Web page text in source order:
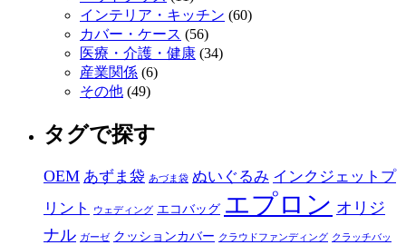
インテリア・キッチン (60)
カバー・ケース (56)
医療・介護・健康 (34)
産業関係 (6)
その他 (49)
タグで探す
OEM あずま袋 あづま袋 ぬいぐるみ インクジェットプ
リント
ウェディング エコバッグ エプロン オリジ
ナル ガーゼ クッションカバー クラウドファンディング クラッチバッ